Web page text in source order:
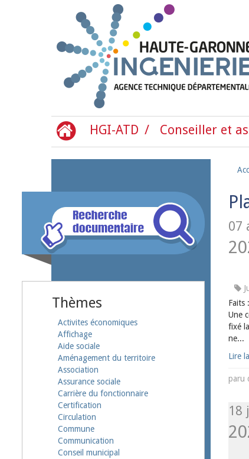
HGI-ATD Conseiller et
Thèmes
Activites économiques
Affichage
Aide sociale
Aménagement du territoire
Association
Assurance sociale
Carrière du fonctionnaire
Certification
Circulation
Commune
Communication
Conseil municipal
07
Faits :
Une
fixé
ne...
Lire
paru
18